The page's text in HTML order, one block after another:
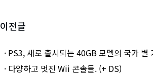
이전글
· PS3, 새로 출시되는 40GB 모델의 국가 별
· 다양하고 멋진 Wii 콘솔들. (+ DS)